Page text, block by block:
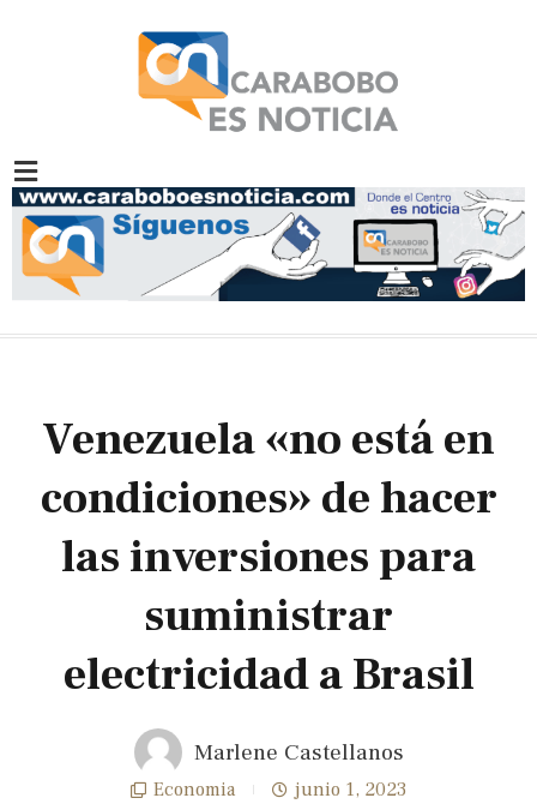
Venezuela «no está en
condiciones» de hacer
las inversiones para
suministrar
electricidad a Brasil
Marlene Castellanos
Economia junio 1, 2023